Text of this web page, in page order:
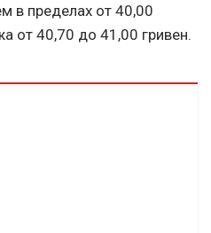
в пределах от 40,00
от 40,70 до 41,00 гривен.